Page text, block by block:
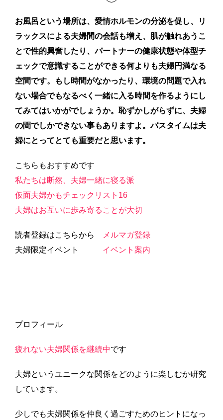
お風呂という場所は、愛情ホルモンの分泌を促し、リ
ラックスによる夫婦間の会話も増え、肌が触れあうこ
とで性的興奮したり、パートナーの健康状態や体型チ
ェックで意識することができる何よりも夫婦円満なる
空間です。もし時間がなかったり、環境の問題で入れ
ない場合でもなるべく一緒に入る時間を作るようにし
てみてはいかがでしょうか。恥ずかしがらずに、夫婦
の間でしかできない事もありますよ。バスタイムは夫
婦にとってとても重要だと思います。
こちらもおすすめです
私たちは断然、夫婦一緒に寝る派
仮面夫婦かもチェックリスト16
夫婦はお互いに歩み寄ることが大切
読者登録はこちらから
メルマガ登録
夫婦限定イベント イベント案内
プロフィール
疲れない夫婦関係を継続中です
夫婦というユニークな関係をどのように楽しむか研究
しています。
少しでも夫婦関係を仲良く過ごすためのヒントになっ